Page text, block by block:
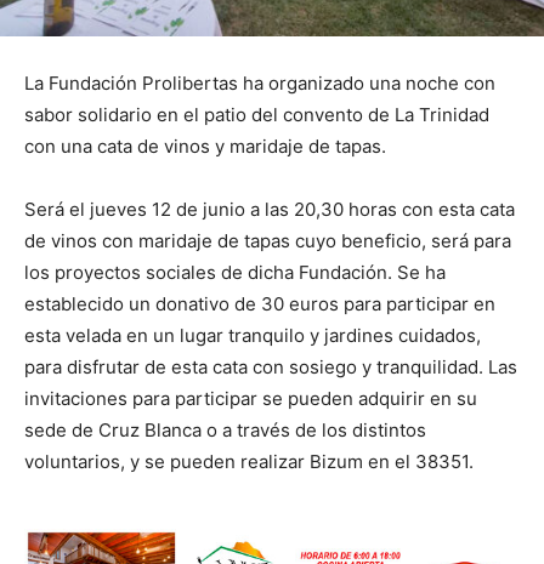
La Fundación Prolibertas ha organizado una noche con
sabor solidario en el patio del convento de La Trinidad
con una cata de vinos y maridaje de tapas.
Será el jueves 12 de junio a las 20,30 horas con esta cata
de vinos con maridaje de tapas cuyo beneficio, será para
los proyectos sociales de dicha Fundación. Se ha
establecido un donativo de 30 euros para participar en
esta velada en un lugar tranquilo y jardines cuidados,
para disfrutar de esta cata con sosiego y tranquilidad. Las
invitaciones para participar se pueden adquirir en su
sede de Cruz Blanca o a través de los distintos
voluntarios, y se pueden realizar Bizum en el 38351.